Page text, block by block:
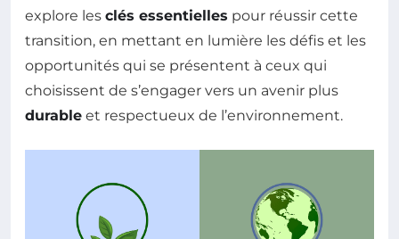
explore les clés essentielles pour réussir cette
transition, en mettant en lumière les défis et les
opportunités qui se présentent à ceux qui
choisissent de s’engager vers un avenir plus
durable et respectueux de l’environnement.